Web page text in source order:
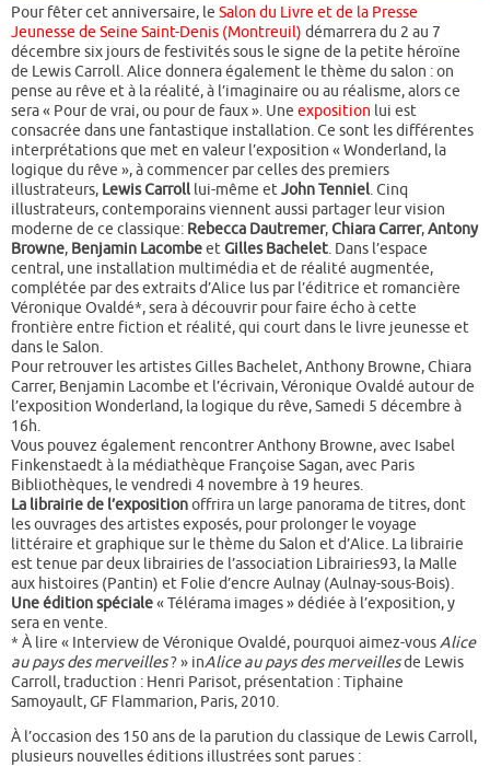
Pour fêter cet anniversaire, le Salon du Livre et de la Presse
Jeunesse de Seine Saint-Denis (Montreuil) démarrera du 2 au 7
décembre six jours de festivités sous le signe de la petite héroïne
de Lewis Carroll. Alice donnera également le thème du salon : on
pense au rêve et à la réalité, à l’imaginaire ou au réalisme, alors ce
sera « Pour de vrai, ou pour de faux ». Une exposition lui est
consacrée dans une fantastique installation. Ce sont les différentes
interprétations que met en valeur l’exposition « Wonderland, la
logique du rêve », à commencer par celles des premiers
illustrateurs, Lewis Carroll lui-même et John Tenniel . Cinq
illustrateurs, contemporains viennent aussi partager leur vision
moderne de ce classique: Rebecca Dautremer,Chiara Carrer,Antony
Browne, Benjamin Lacombeet Gilles Bachelet . Dans l’espace
central, une installation multimédia et de réalité augmentée,
complétée par des extraits d’Alice lus par l’éditrice et romancière
Véronique Ovaldé*, sera à découvrir pour faire écho à cette
frontière entre fiction et réalité, qui court dans le livre jeunesse et
dans le Salon.
Pour retrouver les artistes Gilles Bachelet, Anthony Browne, Chiara
Carrer, Benjamin Lacombe et l’écrivain, Véronique Ovaldé autour de
l’exposition Wonderland, la logique du rêve, Samedi 5 décembre à
16h.
Vous pouvez également rencontrer Anthony Browne, avec Isabel
Finkenstaedt à la médiathèque Françoise Sagan, avec Paris
Bibliothèques, le vendredi 4 novembre à 19 heures.
La librairie de l’expositionoffrira un large panorama de titres, dont
les ouvrages des artistes exposés, pour prolonger le voyage
littéraire et graphique sur le thème du Salon et d’Alice. La librairie
est tenue par deux librairies de l’association Librairies93, la Malle
aux histoires (Pantin) et Folie d’encre Aulnay (Aulnay-sous-Bois).
Une édition spéciale« Télérama images » dédiée à l’exposition, y
sera en vente.
* À lire « Interview de Véronique Ovaldé, pourquoi aimez-vous Alice
au pays des merveilles? » inAlice au pays des merveillesde Lewis
Carroll, traduction : Henri Parisot, présentation : Tiphaine
Samoyault, GF Flammarion, Paris, 2010.
À l’occasion des 150 ans de la parution du classique de Lewis Carroll,
plusieurs nouvelles éditions illustrées sont parues :